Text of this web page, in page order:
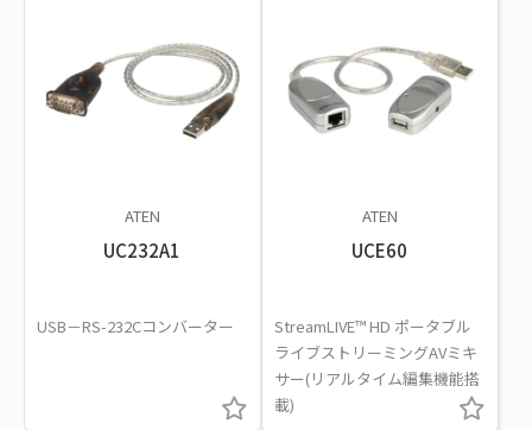
ATEN
UC232A1
USB－RS-232Cコンバーター
ATEN
UCE60
StreamLIVE™ HD ポータブル
ライブストリーミングAVミキ
サー(リアルタイム編集機能搭
載)